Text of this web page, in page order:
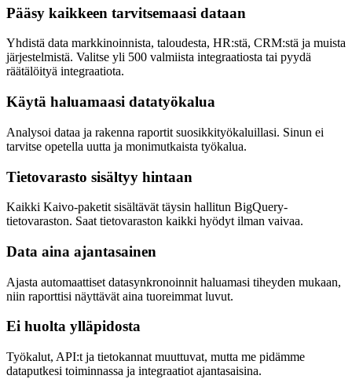
Pääsy kaikkeen tarvitsemaasi dataan
Yhdistä data markkinoinnista, taloudesta, HR:stä, CRM:stä ja muista
järjestelmistä. Valitse yli 500 valmiista integraatiosta tai pyydä
räätälöityä integraatiota.
Käytä haluamaasi datatyökalua
Analysoi dataa ja rakenna raportit suosikkityökaluillasi. Sinun ei
tarvitse opetella uutta ja monimutkaista työkalua.
Tietovarasto sisältyy hintaan
Kaikki Kaivo-paketit sisältävät täysin hallitun BigQuery-
tietovaraston. Saat tietovaraston kaikki hyödyt ilman vaivaa.
Data aina ajantasainen
Ajasta automaattiset datasynkronoinnit haluamasi tiheyden mukaan,
niin raporttisi näyttävät aina tuoreimmat luvut.
Ei huolta ylläpidosta
Työkalut, API:t ja tietokannat muuttuvat, mutta me pidämme
dataputkesi toiminnassa ja integraatiot ajantasaisina.